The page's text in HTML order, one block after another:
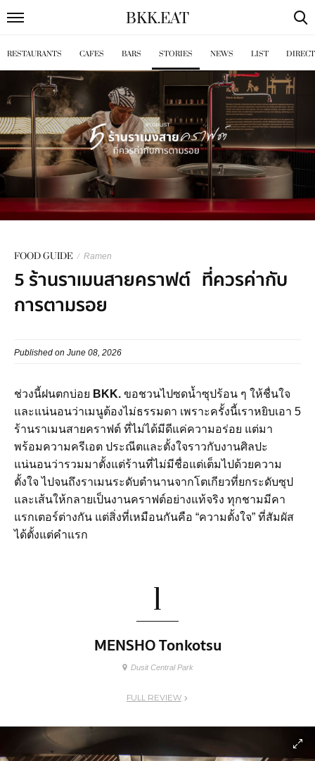
BKK.EAT
RESTAURANTS CAFES BARS STORIES NEWS LIST
FOOD GUIDE / Ramen
5 ร้านราเมนสายคราฟต์ ที่ควรค่ากับ
การตามรอย
Published on June 08, 2026
ช่วงนี้ฝนตกบ่อย BKK. ขอชวนไปซดน้ำซุปร้อน ๆ ให้ชื่นใจ
และแน่นอนว่าเมนูต้องไม่ธรรมดา เพราะครั้งนี้เราหยิบเอา 5
ร้านราเมนสายคราฟต์ ที่ไม่ได้มีดีแค่ความอร่อย แต่มา
พร้อมความครีเอต ประณีตและตั้งใจราวกับงานศิลปะ
แน่นอนว่ารวมมาตั้งแต่ร้านที่ไม่มีชื่อแต่เต็มไปด้วยความ
ตั้งใจ ไปจนถึงราเมนระดับตำนานจากโตเกียวที่ยกระดับซุป
และเส้นให้กลายเป็นงานคราฟต์อย่างแท้จริง ทุกชามมีคา
แรกเตอร์ต่างกัน แต่สิ่งที่เหมือนกันคือ “ความตั้งใจ” ที่สัมผัส
ได้ตั้งแต่คำแรก
1
MENSHO Tonkotsu
Dusit Central Park
FULL REVIEW